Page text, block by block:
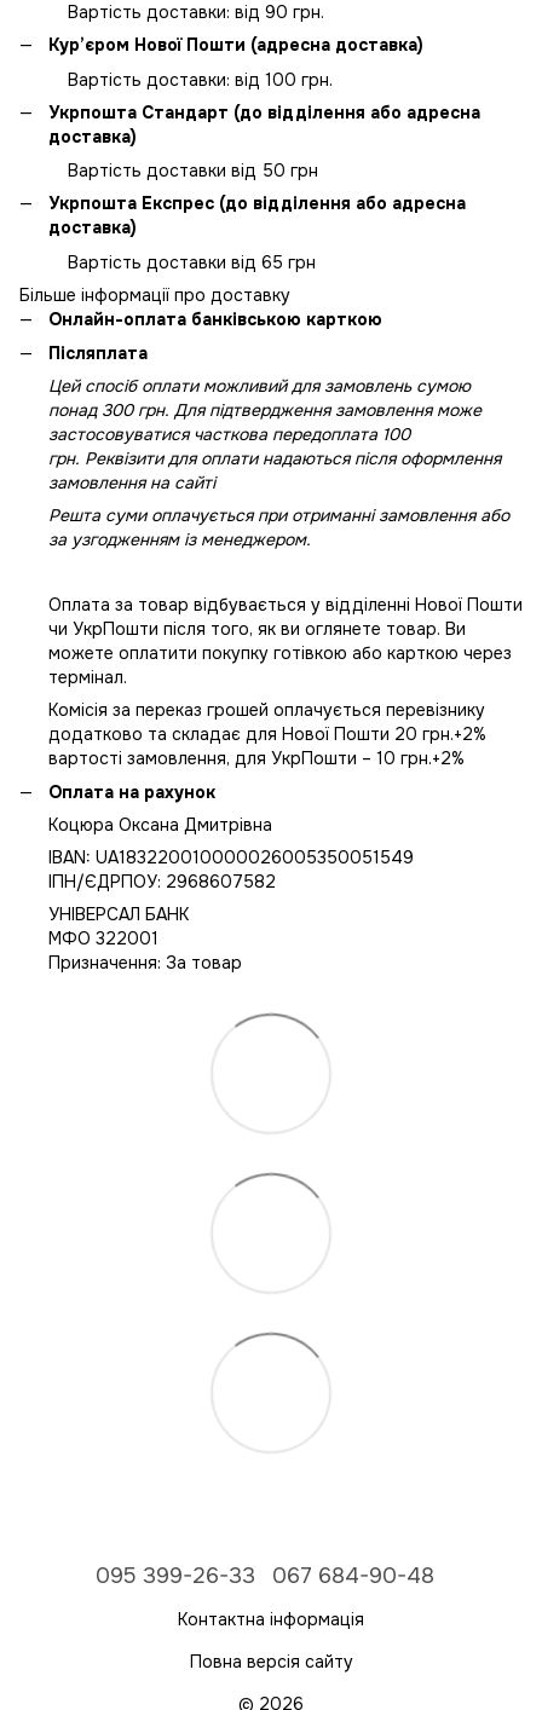
Вартість доставки: від 90 грн.
Кур’єром Нової Пошти (адресна доставка)
Вартість доставки: від 100 грн.
Укрпошта Стандарт (до відділення або адресна
доставка)
Вартість доставки від 50 грн
Укрпошта Експрес (до відділення або адресна
доставка)
Вартість доставки від 65 грн
Більше інформації про доставку
Онлайн-оплата банківською карткою
Післяплата
Цей спосіб оплати можливий для замовлень сумою
понад 300 грн. Для підтвердження замовлення може
застосовуватися часткова передоплата 100
грн. Реквізити для оплати надаються після оформлення
замовлення на сайті
Решта суми оплачується при отриманні замовлення або
за узгодженням із менеджером.
Оплата за товар відбувається у відділенні Нової Пошти
чи УкрПошти після того, як ви оглянете товар. Ви
можете оплатити покупку готівкою або карткою через
термінал.
Комісія за переказ грошей оплачується перевізнику
додатково та складає для Нової Пошти 20 грн.+2%
вартості замовлення, для УкрПошти – 10 грн.+2%
Оплата на рахунок
Коцюра Оксана Дмитрівна
IBAN: UA183220010000026005350051549
IПН/ЄДРПОУ: 2968607582
УНІВЕРСАЛ БАНК
МФО 322001
Призначення: За товар
095 399-26-33 067 684-90-48
Контактна інформація
Повна версія сайту
© 2026